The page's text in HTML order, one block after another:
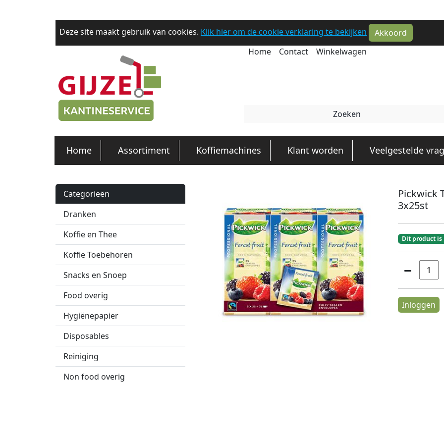
Deze site maakt gebruik van cookies. Klik hier om de cookie verklaring te bekijken
Akkoord
Home
Contact Winkelwagen
Home Assortiment Koffiemachines Klant worden Veelgestelde
Categorieën
Dranken
Koffie en Thee
Koffie Toebehoren
Snacks en Snoep
Food overig
Hygiënepapier
Disposables
Reiniging
Non food overig
Pickwick
3x25st
Dit product is
Inloggen